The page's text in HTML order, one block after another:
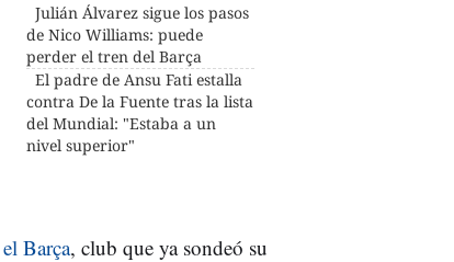
Julián Álvarez sigue los pasos
de Nico Williams: puede
perder el tren del Barça
El padre de Ansu Fati estalla
contra De la Fuente tras la lista
del Mundial: "Estaba a un
nivel superior"
el Barça, club que ya sondeó su